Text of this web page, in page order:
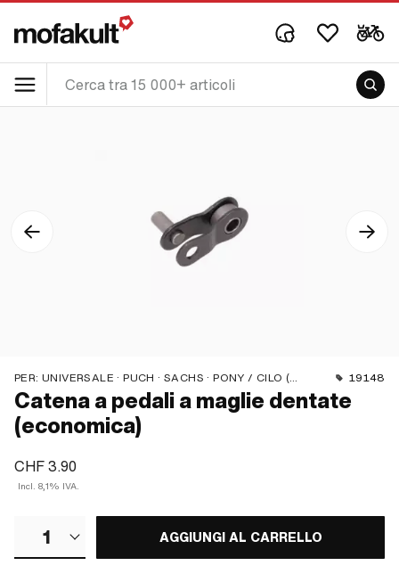
PER: UNIVERSALE · PUCH · SACHS · PONY / CILO (BETA 521 E 512) · PIAGGIO · ZÜNDAPP BELMONDO · SOLEX · ALPA CHOPPER / TURBO · CILO 19148
Catena a pedali a maglie dentate
(economica)
CHF 3.90
Incl. 8,1% IVA.
1 AGGIUNGI AL CARRELLO